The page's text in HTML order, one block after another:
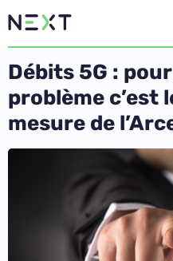
Débits 5G :
problème c’est
mesure de